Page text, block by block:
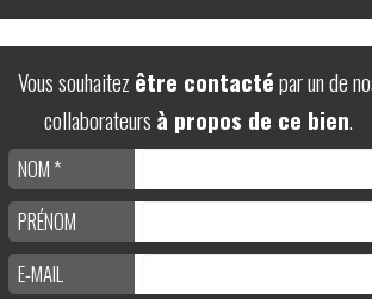
Vous souhaitez être contactépar un de
collaborateurs à propos de ce bien.
NOM *
PRÉNOM
E-MAIL